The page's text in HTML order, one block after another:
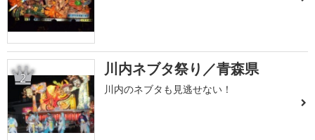
2 川内ネブタ祭り／青森県
川内のネブタも見逃せない！